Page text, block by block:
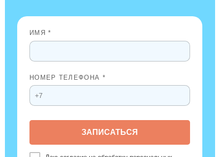
ИМЯ *
НОМЕР ТЕЛЕФОНА *
ЗАПИСАТЬСЯ